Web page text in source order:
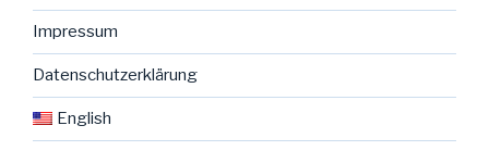
Impressum
Datenschutzerklärung
English